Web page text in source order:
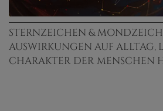
STERNZEICHEN &
AUSWIRKUNGEN AUF ALLTAG,
CHARAKTER DER MENSCHEN